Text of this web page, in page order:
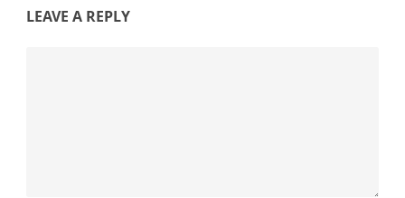
LEAVE A REPLY